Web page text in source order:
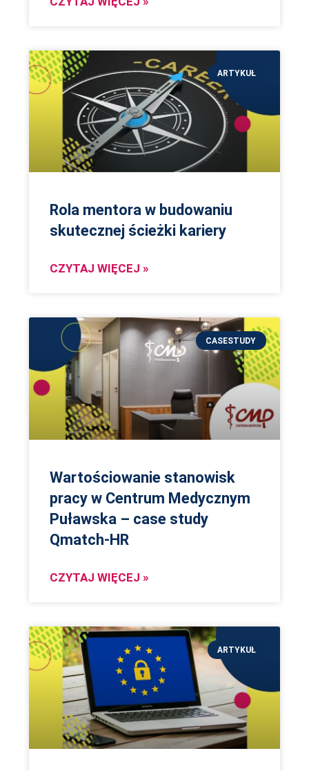
ARTYKUŁ
Rola mentora w budowaniu
skutecznej ścieżki kariery
CZYTAJ WIĘCEJ »
CASESTUDY
Wartościowanie stanowisk
pracy w Centrum Medycznym
Puławska – case study
Qmatch-HR
CZYTAJ WIĘCEJ »
ARTYKUŁ